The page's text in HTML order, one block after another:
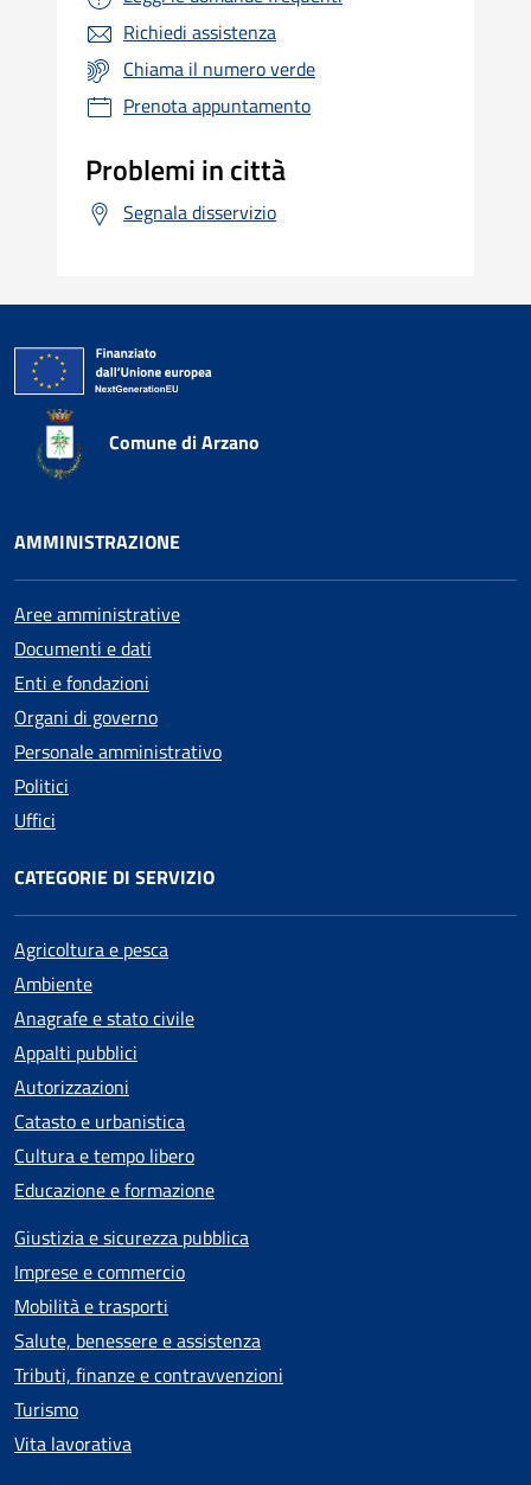
Richiedi assistenza
Chiama il numero verde
Prenota appuntamento
Problemi in città
Segnala disservizio
Comune di Arzano
AMMINISTRAZIONE
Aree amministrative
Documenti e dati
Enti e fondazioni
Organi di governo
Personale amministrativo
Politici
Uffici
CATEGORIE DI SERVIZIO
Agricoltura e pesca
Ambiente
Anagrafe e stato civile
Appalti pubblici
Autorizzazioni
Catasto e urbanistica
Cultura e tempo libero
Educazione e formazione
Giustizia e sicurezza pubblica
Imprese e commercio
Mobilità e trasporti
Salute, benessere e assistenza
Tributi, finanze e contravvenzioni
Turismo
Vita lavorativa